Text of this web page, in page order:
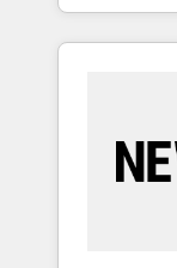
HubSpot
AI活用に
ど、構想
Five-Star
divisions
Success
by
19